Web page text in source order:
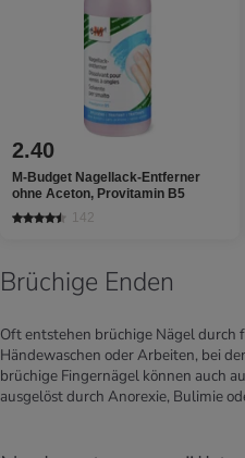
2.40
M-Budget Nagellack-Entferner
ohne Aceton, Provitamin B5
142
Brüchige Enden
Oft entstehen brüchige Nägel durch
Händewaschen oder Arbeiten, bei
brüchige Fingernägel können auch
ausgelöst durch Anorexie, Bulimie